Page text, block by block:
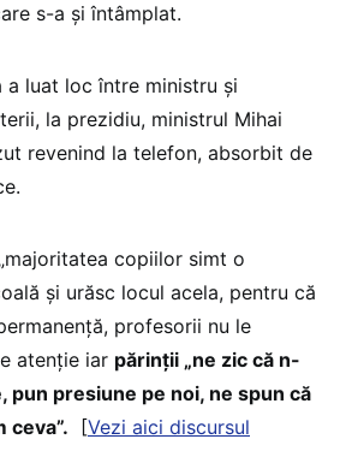
s-a și întâmplat.
a luat loc între ministru și
la prezidiu, ministrul Mihai
revenind la telefon, absorbit de
copiilor simt o
și urăsc locul acela, pentru că
profesorii nu le
atenție iar părinții „ne zic că n-
pun presiune pe noi, ne spun că
ceva”. [Vezi aici discursul